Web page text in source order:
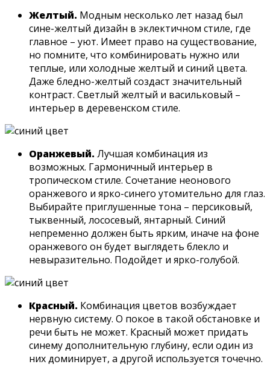
Желтый. Модным несколько лет назад был
сине-желтый дизайн в эклектичном стиле, где
главное – уют. Имеет право на существование,
но помните, что комбинировать нужно или
теплые, или холодные желтый и синий цвета.
Даже бледно-желтый создаст значительный
контраст. Светлый желтый и васильковый –
интерьер в деревенском стиле.
Оранжевый. Лучшая комбинация из
возможных. Гармоничный интерьер в
тропическом стиле. Сочетание неонового
оранжевого и ярко-синего утомительно для глаз.
Выбирайте приглушенные тона – персиковый,
тыквенный, лососевый, янтарный. Синий
непременно должен быть ярким, иначе на фоне
оранжевого он будет выглядеть блекло и
невыразительно. Подойдет и ярко-голубой.
Красный. Комбинация цветов возбуждает
нервную систему. О покое в такой обстановке и
речи быть не может. Красный может придать
синему дополнительную глубину, если один из
них доминирует, а другой используется точечно.